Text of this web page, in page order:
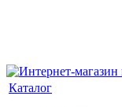
Каталог